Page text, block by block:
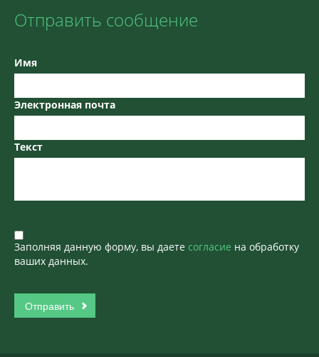
Отправить сообщение
Имя
Электронная почта
Текст
Заполняя данную форму, вы даете согласие на обработку
ваших данных.